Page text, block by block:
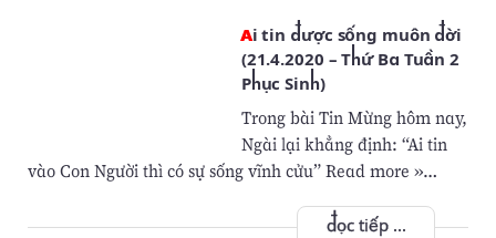
Ai tin được sống muôn đời
(21.4.2020 – Thứ Ba Tuần 2
Phục Sinh)
Trong bài Tin Mừng hôm nay,
Ngài lại khẳng định: “Ai tin
vào Con Người thì có sự sống vĩnh cửu” Read more »…
đọc tiếp ...